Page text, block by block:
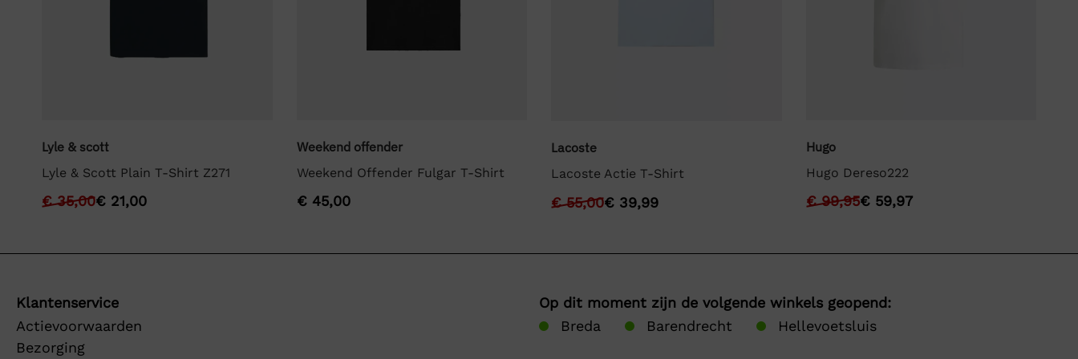
Lyle & scott
Lyle & Scott Plain T-Shirt Z271
€35,00€ 21,00
Weekend offender
Weekend Offender Fulgar T-Shirt
€45,00
Lacoste
Lacoste Actie T-Shirt
€55,00€ 39,99
Hugo
Hugo Dereso222
€99,95€59,97
Klantenservice
Actievoorwaarden
Bezorging
Op dit moment zijn de volgende winkels geopend:
Breda
Barendrecht Hellevoetsluis